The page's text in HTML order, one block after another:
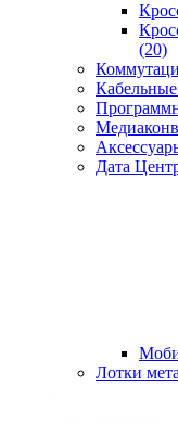
(20)
Дата
Лотки